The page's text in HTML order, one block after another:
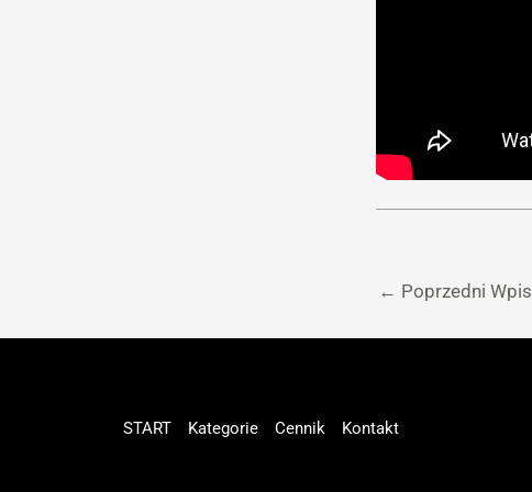
← Poprzedni Wpis
START Kategorie Cennik Kontakt